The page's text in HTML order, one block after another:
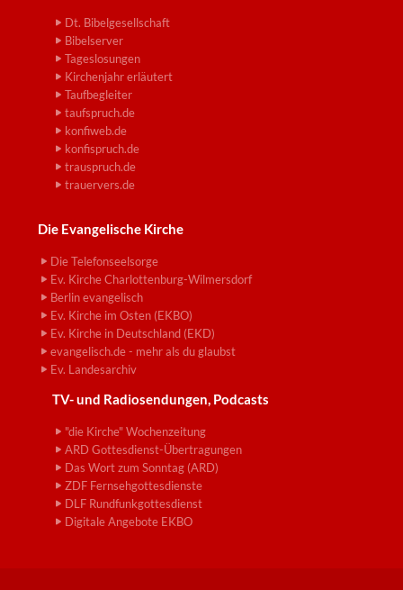
Dt. Bibelgesellschaft
Bibelserver
Tageslosungen
Kirchenjahr erläutert
Taufbegleiter
taufspruch.de
konfiweb.de
konfispruch.de
trauspruch.de
trauervers.de
Die Evangelische Kirche
Die Telefonseelsorge
Ev. Kirche Charlottenburg-Wilmersdorf
Berlin evangelisch
Ev. Kirche im Osten (EKBO)
Ev. Kirche in Deutschland (EKD)
evangelisch.de - mehr als du glaubst
Ev. Landesarchiv
TV- und Radiosendungen, Podcasts
"die Kirche" Wochenzeitung
ARD Gottesdienst-Übertragungen
Das Wort zum Sonntag (ARD)
ZDF Fernsehgottesdienste
DLF Rundfunkgottesdienst
Digitale Angebote EKBO